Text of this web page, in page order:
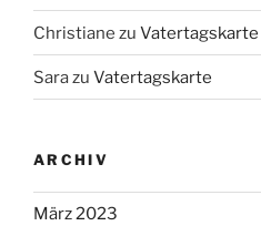
Christiane zu Vatertagskarte
Sarazu Vatertagskarte
ARCHIV
März 2023